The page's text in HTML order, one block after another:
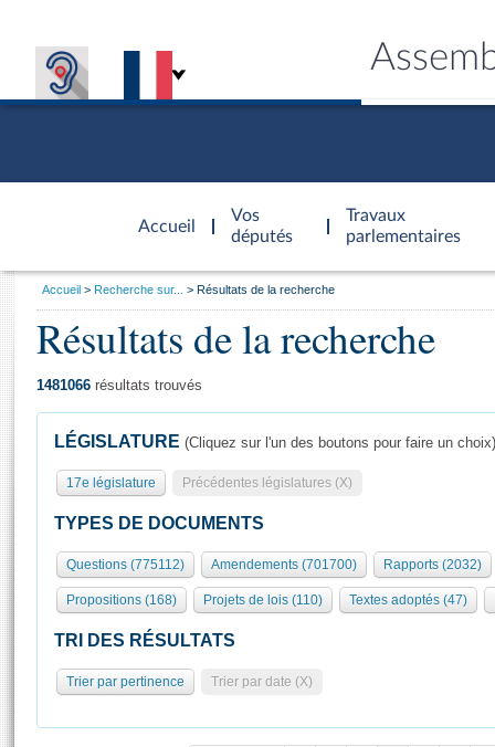
Accueil
d'accueil
Vos
députés
Travaux
parlementaires
Présidence
577 députés
Groupes politiques
Séance publique
Commissions et autres organes
Europe et International
Pétitions
Général
Rôle et pouvoirs de l'Assemblée
Organisation de l'Assemblée
Présidence Conférence des Présidents Bureau Collège des
Statistiques et chiffres clés
Visiter l'Assemblée
Visite virtuelle du palais Bourbon
Assister à une séance
Vous
Accueil Recherche sur... Résultats de la recherche
Résultats de la recherche
1481066 résultats trouvés
LÉGISLATURE (Cliquez sur l'un des boutons pour faire un choix)
17e législature Précédentes législatures (X)
TYPES DE DOCUMENTS
Questions (775112) Amendements (701700) Rapports (2032)
Propositions (168) Projets de lois (110) Textes adoptés (47)
TRI DES RÉSULTATS
Trier par pertinence Trier par date (X)